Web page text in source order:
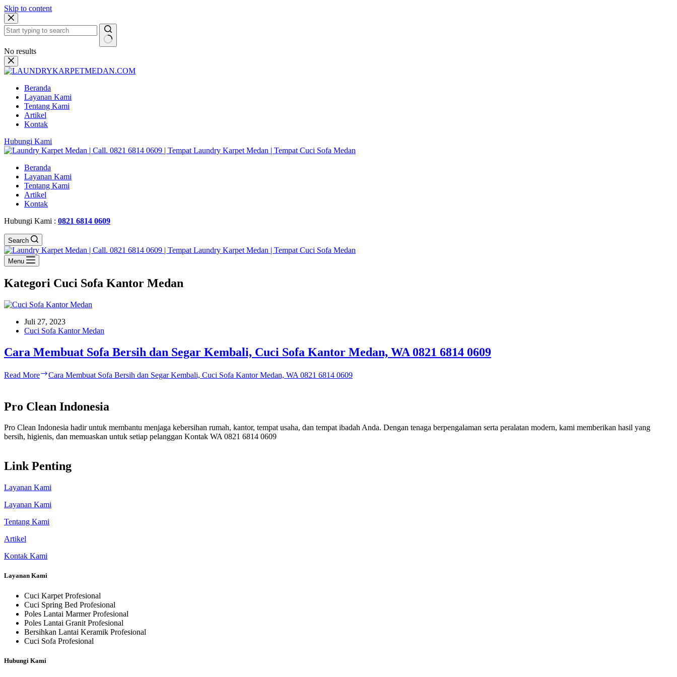
Skip to content
No results
Beranda
Layanan Kami
Tentang Kami
Artikel
Kontak
Hubungi Kami
Beranda
Layanan Kami
Tentang Kami
Artikel
Kontak
Hubungi Kami : 0821 6814 0609
Search
Menu
Kategori Cuci Sofa Kantor Medan
Juli 27, 2023
Cuci Sofa Kantor Medan
Cara Membuat Sofa Bersih dan Segar Kembali, Cuci Sofa Kantor Medan, WA 0821 6814 0609
Read More Cara Membuat Sofa Bersih dan Segar Kembali, Cuci Sofa Kantor Medan, WA 0821 6814 0609
Pro Clean Indonesia
Pro Clean Indonesia hadir untuk membantu menjaga kebersihan rumah, kantor, tempat usaha, dan tempat ibadah Anda. Dengan tenaga berpengalaman serta peralatan modern, kami memberikan hasil yang
bersih, higienis, dan memuaskan untuk setiap pelanggan Kontak WA 0821 6814 0609
Link Penting
Layanan Kami
Layanan Kami
Tentang Kami
Artikel
Kontak Kami
Layanan Kami
Cuci Karpet Profesional
Cuci Spring Bed Profesional
Poles Lantai Marmer Profesional
Poles Lantai Granit Profesional
Bersihkan Lantai Keramik Profesional
Cuci Sofa Profesional
Hubungi Kami